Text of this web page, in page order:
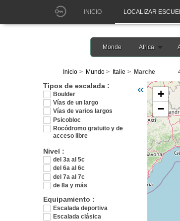
INICIO LOCALIZAR
Monde Africa
Inicio Mundo Italie Marche
Tipos de escalada :
Boulder
Vías de un largo
Vías de varios largos
Psicobloc
Rocódromo gratuito y de
acceso libre
Nivel :
del 3a al 5c
del 6a al 6c
del 7a al 7c
de 8a y más
Equipamiento :
Escalada deportiva
Escalada clásica
« Veuillez
+
−